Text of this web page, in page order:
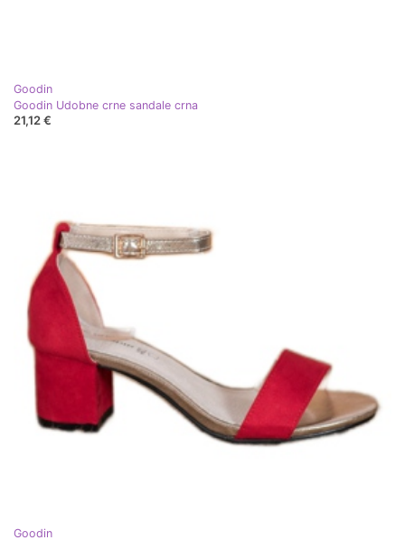
Goodin
Goodin Udobne crne sandale crna
21,12 €
Goodin